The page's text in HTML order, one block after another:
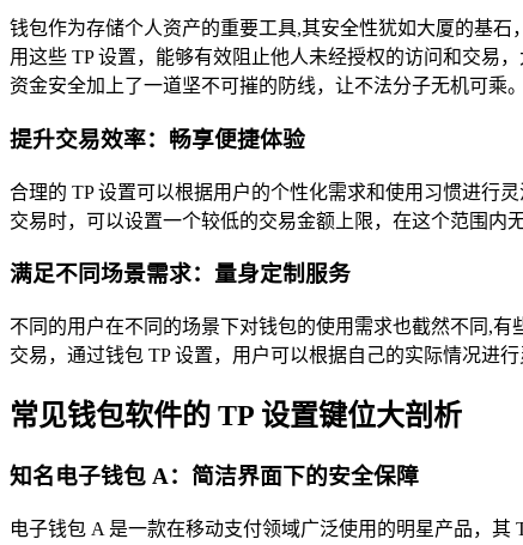
钱包作为存储个人资产的重要工具,其安全性犹如大厦的基
用这些 TP 设置，能够有效阻止他人未经授权的访问和交易
资金安全加上了一道坚不可摧的防线，让不法分子无机可乘。
提升交易效率：畅享便捷体验
合理的 TP 设置可以根据用户的个性化需求和使用习惯进行
交易时，可以设置一个较低的交易金额上限，在这个范围内
满足不同场景需求：量身定制服务
不同的用户在不同的场景下对钱包的使用需求也截然不同,
交易，通过钱包 TP 设置，用户可以根据自己的实际情况进
常见钱包软件的 TP 设置键位大剖析
知名电子钱包 A：简洁界面下的安全保障
电子钱包 A 是一款在移动支付领域广泛使用的明星产品，